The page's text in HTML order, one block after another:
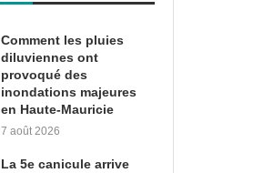
Comment les pluies
diluviennes ont
provoqué des
inondations majeures
en Haute-Mauricie
7 août 2026
La 5e canicule arrive